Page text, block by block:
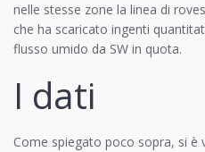
nelle stesse zone la linea di
che ha scaricato ingenti
flusso umido da SW in quota.
I dati
Come spiegato poco sopra, si è